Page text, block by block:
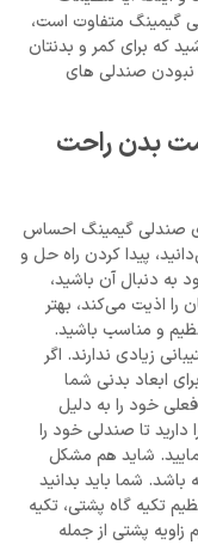
گیمینگ متفاوت است،
که برای کمر و بدنتان
نبودن صندلی های
بدن راحت
صندلی گیمینگ احساس
پیدا کردن راه حل و
به دنبال آن باشید،
را اذیت می‌کند، بهتر
و مناسب باشید.
زیادی ندارند. اگر
ابعاد بدنی شما
خود را به دلیل
دارید تا صندلی خود را
شاید هم مشکل
شما باید بدانید
تکیه گاه پشتی، تکیه
زاویه پشتی از جمله